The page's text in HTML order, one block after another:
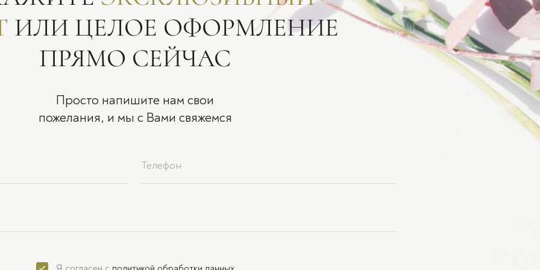
ИЛИ ЦЕЛОЕ ОФОРМЛЕНИЕ
ПРЯМО СЕЙЧАС
Просто напишите нам свои
пожелания, и мы с Вами свяжемся